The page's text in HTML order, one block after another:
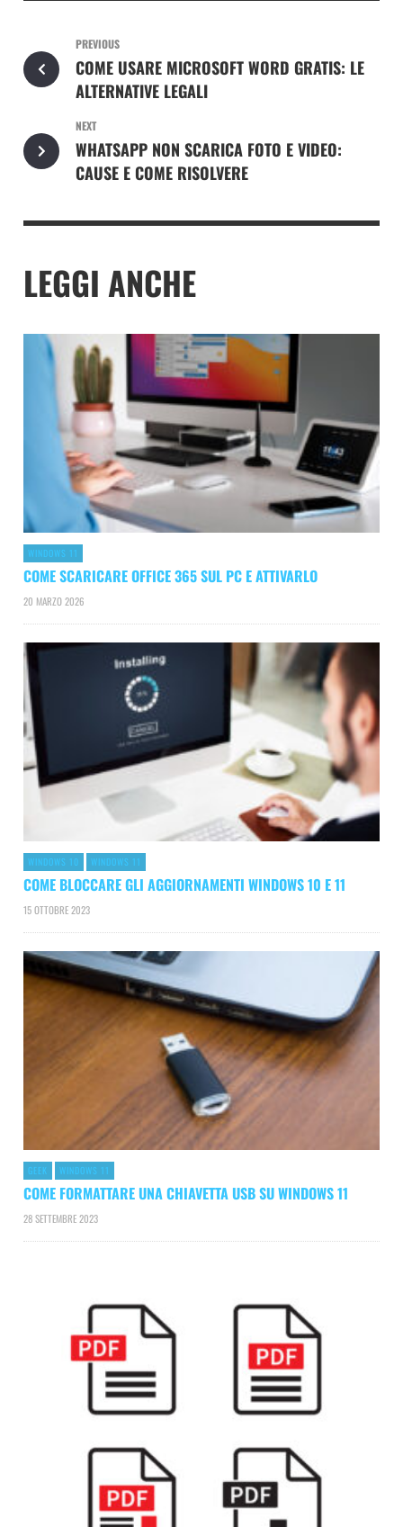
PREVIOUS
COME USARE MICROSOFT WORD GRATIS: LE
ALTERNATIVE LEGALI
NEXT
WHATSAPP NON SCARICA FOTO E VIDEO:
CAUSE E COME RISOLVERE
LEGGI ANCHE
WINDOWS 11
COME SCARICARE OFFICE 365 SUL PC E ATTIVARLO
20 MARZO 2026
WINDOWS 10 WINDOWS 11
COME BLOCCARE GLI AGGIORNAMENTI WINDOWS 10 E 11
15 OTTOBRE 2023
GEEK WINDOWS 11
COME FORMATTARE UNA CHIAVETTA USB SU WINDOWS 11
28 SETTEMBRE 2023